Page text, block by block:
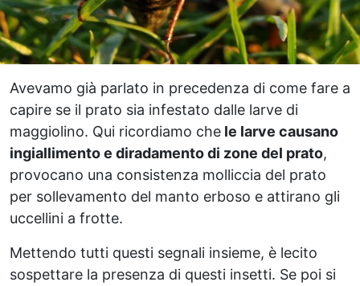
Avevamo già parlato in precedenza di come fare a
capire se il prato sia infestato dalle larve di
maggiolino. Qui ricordiamo che le larve causano
ingiallimento e diradamento di zone del prato,
provocano una consistenza molliccia del prato
per sollevamento del manto erboso e attirano gli
uccellini a frotte.
Mettendo tutti questi segnali insieme, è lecito
sospettare la presenza di questi insetti. Se poi si